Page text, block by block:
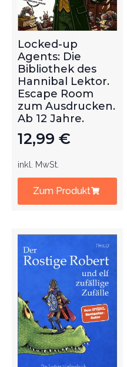
Locked-up
Agents: Die
Bibliothek des
Hannibal Lektor.
Escape Room
zum Ausdrucken.
Ab 12 Jahre.
12,99 €
inkl. MwSt.
Zum Produkt